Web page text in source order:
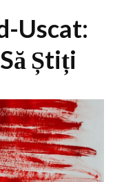
Uscat:
Știți